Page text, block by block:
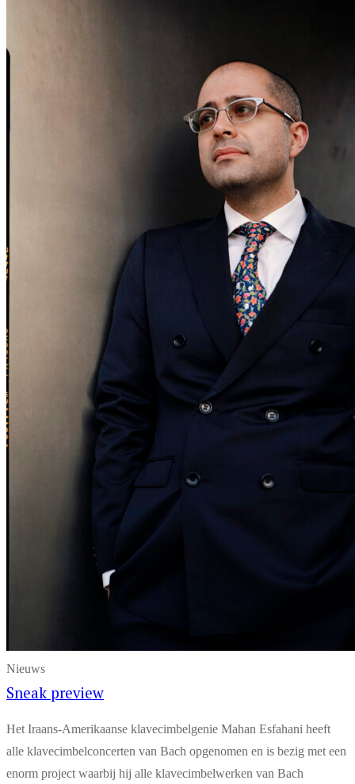
Nieuws
Sneak preview
Het Iraans-Amerikaanse klavecimbelgenie Mahan Esfahani heeft
alle klavecimbelconcerten van Bach opgenomen en is bezig met een
enorm project waarbij hij alle klavecimbelwerken van Bach